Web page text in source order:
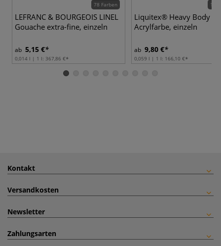
78 Farben
LEFRANC & BOURGEOIS LINEL
Gouache extra-fine, einzeln
ab 5,15 €
0,014 l | 1 l: 367,86 €
116
Liquitex® Heavy Body
Acrylfarbe, einzeln
ab 9,80 €
0,059 l | 1 l: 166,10 €
Kontakt
Versandkosten
Newsletter
Zahlungsarten